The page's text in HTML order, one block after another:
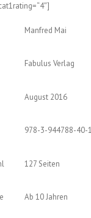
Manfred Mai
Fabulus Verlag
August 2016
978-3-944788-40-1
127 Seiten
Ab 10 Jahren